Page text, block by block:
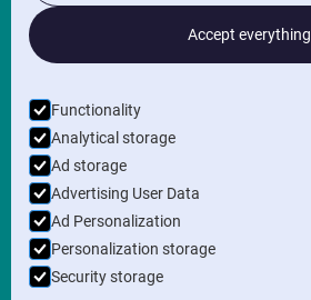
FOLLOW US ON
Accept everything
Functionality
Analytical storage
Ad storage
Advertising User Data
Ad Personalization
Personalization storage
Security storage